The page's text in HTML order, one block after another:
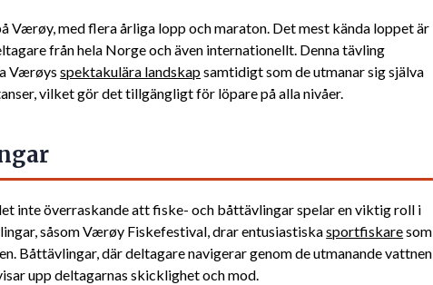
Værøy, med flera årliga lopp och maraton. Det mest kända loppet är
från hela Norge och även internationellt. Denna tävling
Værøysspektakulära landskapsamtidigt som de utmanar sig själva
vilket gör det tillgängligt för löpare på alla nivåer.
inte överraskande att fiske- och båttävlingar spelar en viktig roll i
såsom Værøy Fiskefestival, drar entusiastiskasportfiskaresom
Båttävlingar, där deltagare navigerar genom de utmanande vattnen
upp deltagarnas skicklighet och mod.